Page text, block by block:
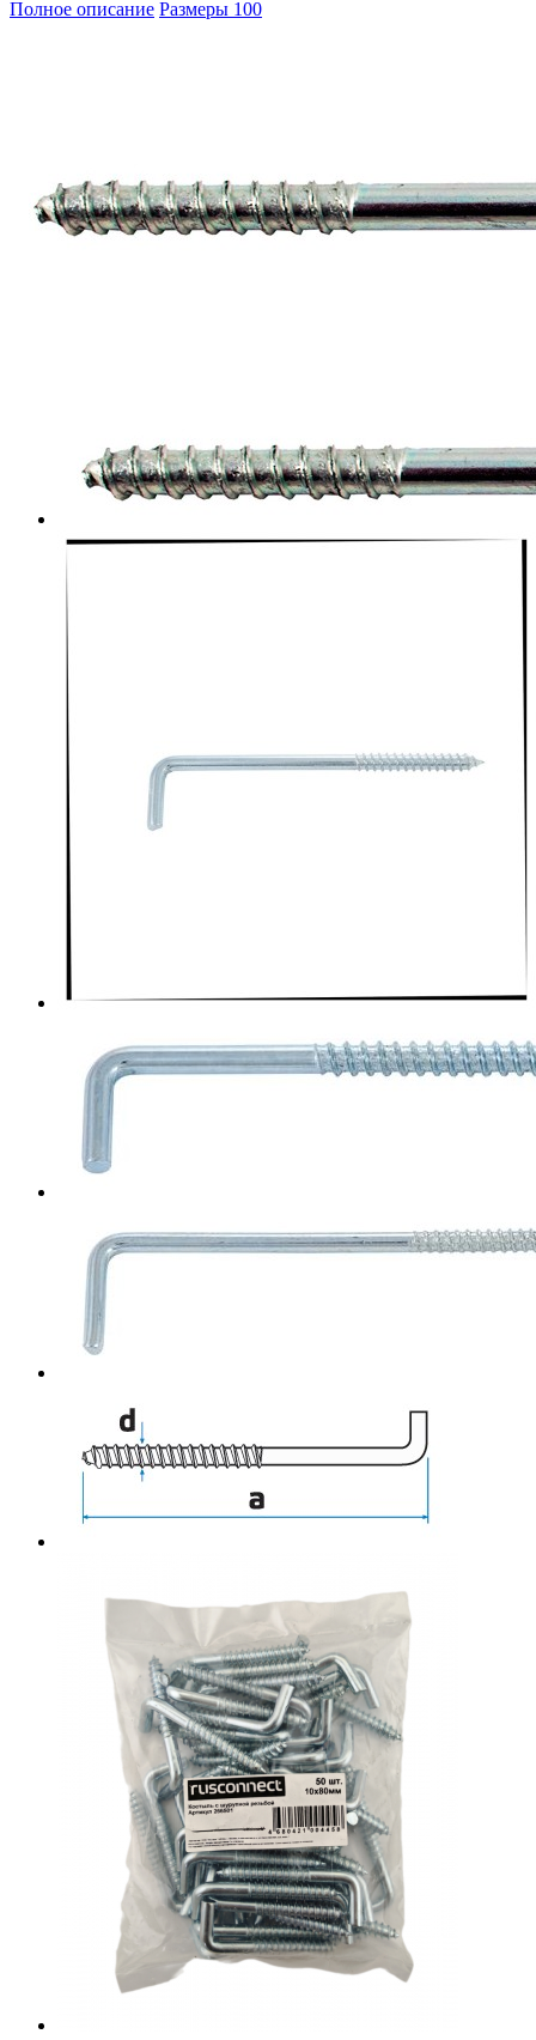
Полное описание Размеры 100